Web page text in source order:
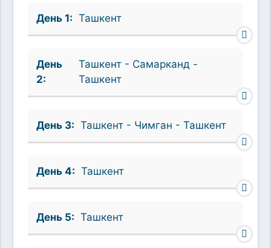
День 1: Ташкент
День
2:
Ташкент - Самарканд -
Ташкент
День 3: Ташкент - Чимган - Ташкент
День 4: Ташкент
День 5: Ташкент